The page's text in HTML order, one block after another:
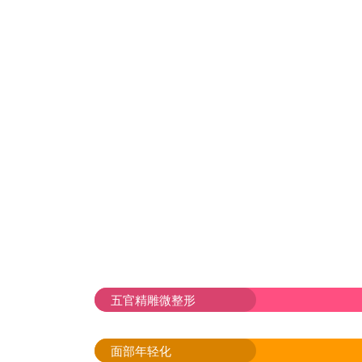
五官精雕微整形
面部年轻化